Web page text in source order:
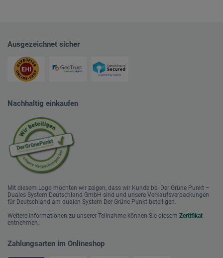
Ausgezeichnet sicher
Nachhaltig einkaufen
Mit diesem Logo möchten wir zeigen, dass wir Kunde bei Der Grüne Punkt –
Duales System Deutschland GmbH sind und unsere Verkaufsverpackungen
für Deutschland am dualen System Der Grüne Punkt beteiligen.
Weitere Informationen zu unserer Teilnahme können Sie diesem Zertifikat
entnehmen.
Zahlungsarten im Onlineshop